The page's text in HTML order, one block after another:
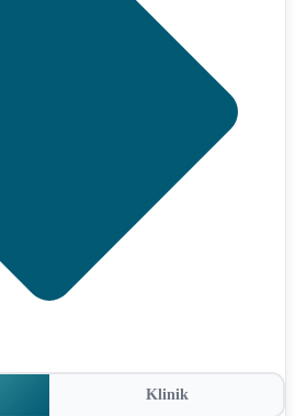
Klinik